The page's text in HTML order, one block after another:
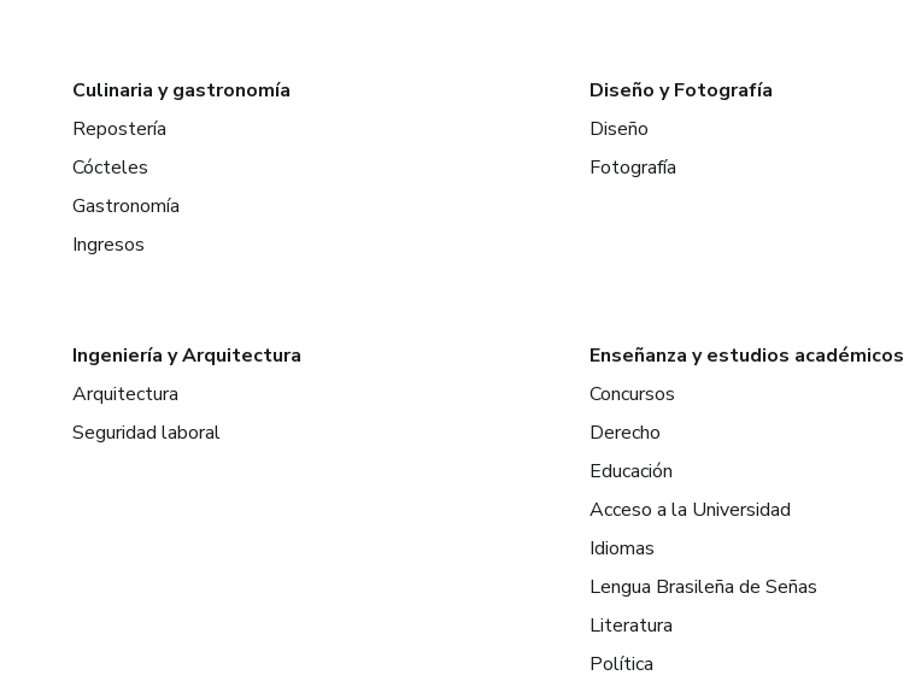
Culinaria y gastronomía
Repostería
Cócteles
Gastronomía
Ingresos
Diseño y Fotografía
Diseño
Fotografía
Ingeniería y Arquitectura
Arquitectura
Seguridad laboral
Enseñanza y estudios académicos
Concursos
Derecho
Educación
Acceso a la Universidad
Idiomas
Lengua Brasileña de Señas
Literatura
Política